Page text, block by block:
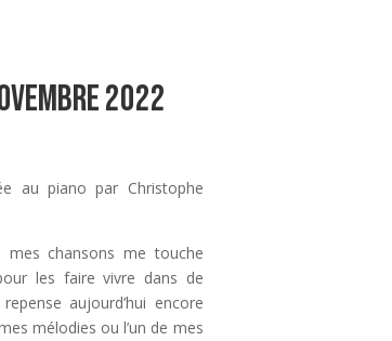
2022
au piano par Christophe
chansons me touche
les faire vivre dans de
aujourd’hui encore
mélodies ou l’un de mes